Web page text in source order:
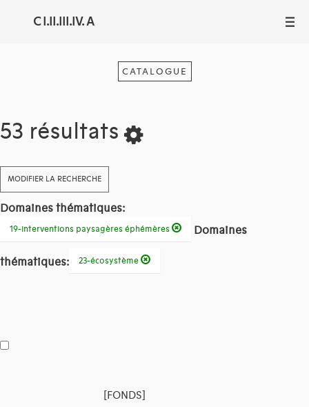
C I.II.III.IV. A III
CATALOGUE
53 résultats
MODIFIER LA RECHERCHE
Domaines thématiques:
19-interventions paysagères éphémères Domaines
thématiques: 23-écosystème
[FONDS]